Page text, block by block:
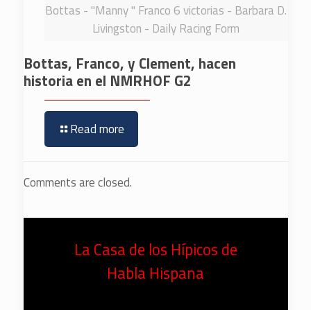
Bottas - "Manny " Franco 6 victorias - Barbara D.
Livingston - Daily Racing Form
Bottas, Franco, y Clement, hacen
historia en el NMRHOF G2
Read more
Comments are closed.
La Casa de los Hípicos de
Habla Hispana